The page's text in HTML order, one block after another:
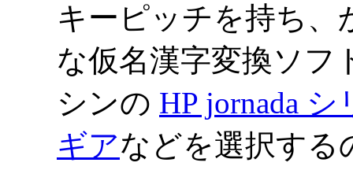
キーピッチを持ち、
な仮名漢字変換ソフ
シンの HP jornada シ
ギアなどを選択する